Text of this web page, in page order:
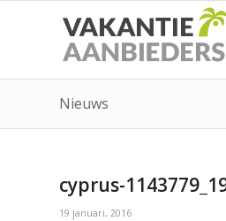
Nieuws
cyprus-
19 januari, 2016